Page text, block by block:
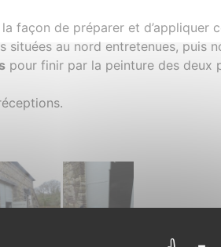
façon de préparer et d’appliquer
situées au nord entretenues, puis
pour finir par la peinture des deux